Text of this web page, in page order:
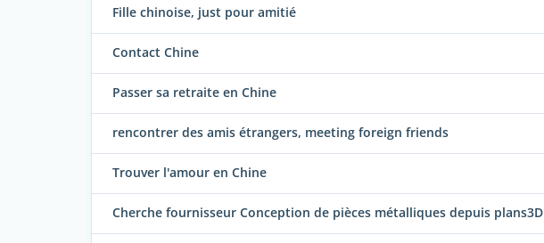
Fille chinoise, just pour amitié
Contact Chine
Passer sa retraite en Chine
rencontrer des amis étrangers, meeting foreign friends
Trouver l'amour en Chine
Cherche fournisseur Conception de pièces métalliques depuis plans3D